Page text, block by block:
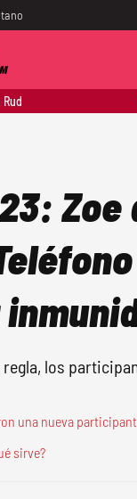
Zoe
los
una nueva
sirve?